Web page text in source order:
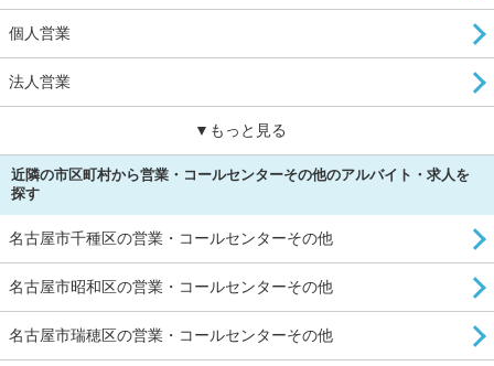
個人営業
法人営業
▼もっと見る
近隣の市区町村から営業・コールセンターその他のアルバイト・求人を
探す
名古屋市千種区の営業・コールセンターその他
名古屋市昭和区の営業・コールセンターその他
名古屋市瑞穂区の営業・コールセンターその他